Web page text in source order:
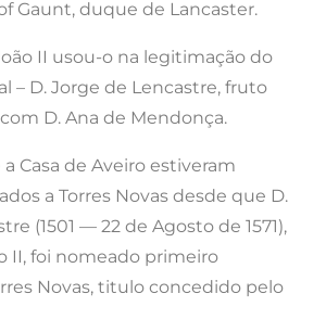
Gaunt, duque de Lancaster.
II usou-o na legitimação do
– D. Jorge de Lencastre, fruto
D. Ana de Mendonça.
Casa de Aveiro estiveram
a Torres Novas desde que D.
(1501 — 22 de Agosto de 1571),
II, foi nomeado primeiro
Novas, titulo concedido pelo